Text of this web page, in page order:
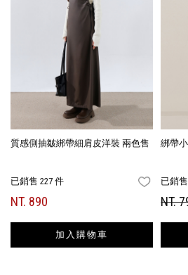
質感側抽皺綁帶細肩皮洋裝 兩色售
已銷售 227 件
NT. 890
加入購物車
綁帶
已銷
NT.